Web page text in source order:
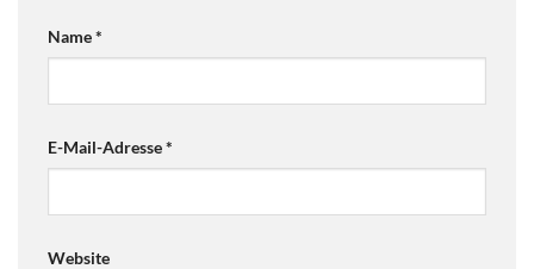
Name*
E-Mail-Adresse*
Website